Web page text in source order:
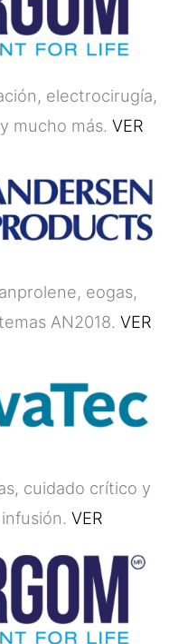
electrocirugía,
mucho más. VER
eogas,
AN2018. VER
cuidado crítico y
VER